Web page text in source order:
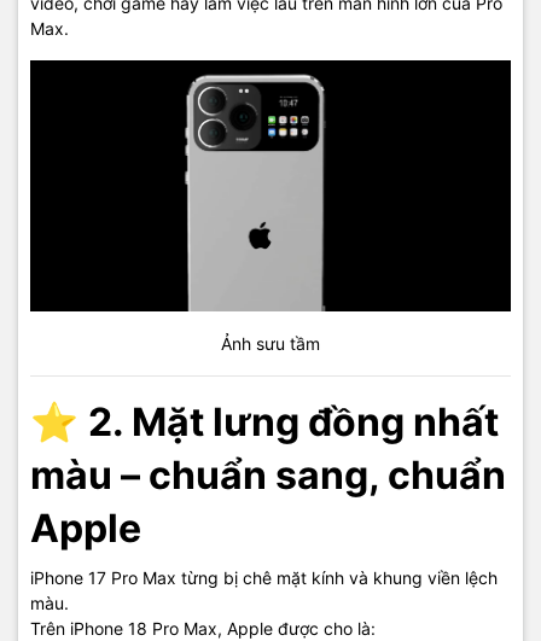
Max.
Ảnh sưu tầm
⭐ 2. Mặt lưng đồng nhất
màu – chuẩn sang, chuẩn
Apple
iPhone 17 Pro Max từng bị chê mặt kính và khung viền lệch
màu.
Trên iPhone 18 Pro Max, Apple được cho là: